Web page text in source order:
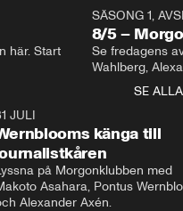
här. Start
SÄSONG 1,
8/5 –
Se fredagens
SE ALLA
JULI
känga till
på Morgonklubben med
Asahara, Pontus
Alexander Axén.